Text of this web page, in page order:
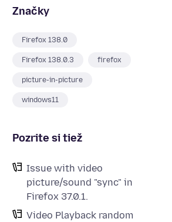
Značky
Firefox 138.0
Firefox 138.0.3 firefox
picture-in-picture
windows11
Pozrite si tiež
Issue with video
picture/sound "sync" in
Firefox 37.0.1.
Video Playback random